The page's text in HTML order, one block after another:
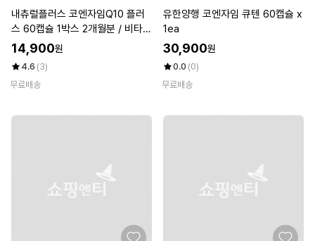
내츄럴플러스 코엔자임Q10 플러
스 60캡슐 1박스 2개월분 / 비타민
6종 항산화
14,900원
4.6 (3)
무료배송
유한양행 코엔자임 큐텐 60캡슐 x
1ea
30,900원
0.0 (0)
무료배송